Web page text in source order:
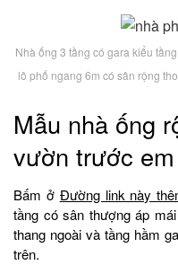
Nhà ống 3 tầng có gara kiểu
lô phố ngang 6m có sân rộng
Mẫu nhà ống
vườn trước
Bấm ở Đường link này
tầng có sân thượng áp
thang ngoài và tầng hầm
trên.